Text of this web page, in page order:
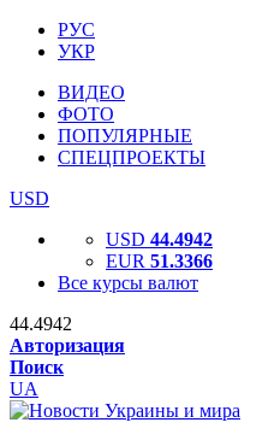
РУС
УКР
ВИДЕО
ФОТО
ПОПУЛЯРНЫЕ
СПЕЦПРОЕКТЫ
USD
USD 44.4942
EUR 51.3366
Все курсы валют
44.4942
Авторизация
Поиск
UA